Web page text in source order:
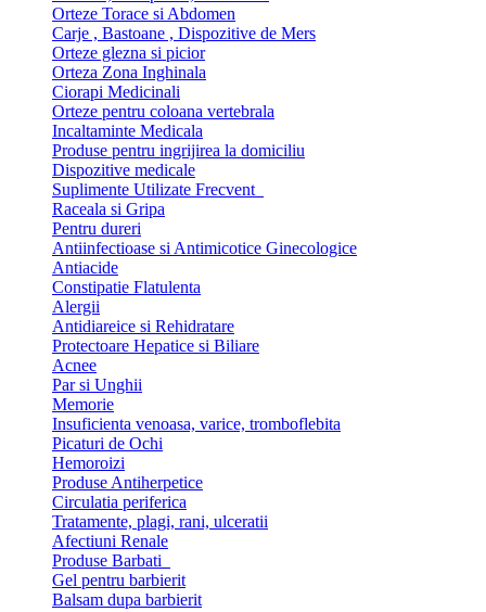
Orteze Torace si Abdomen
Carje , Bastoane , Dispozitive de Mers
Orteze glezna si picior
Orteza Zona Inghinala
Ciorapi Medicinali
Orteze pentru coloana vertebrala
Incaltaminte Medicala
Produse pentru ingrijirea la domiciliu
Dispozitive medicale
Suplimente Utilizate Frecvent
Raceala si Gripa
Pentru dureri
Antiinfectioase si Antimicotice Ginecologice
Antiacide
Constipatie Flatulenta
Alergii
Antidiareice si Rehidratare
Protectoare Hepatice si Biliare
Acnee
Par si Unghii
Memorie
Insuficienta venoasa, varice, tromboflebita
Picaturi de Ochi
Hemoroizi
Produse Antiherpetice
Circulatia periferica
Tratamente, plagi, rani, ulceratii
Afectiuni Renale
Produse Barbati
Gel pentru barbierit
Balsam dupa barbierit